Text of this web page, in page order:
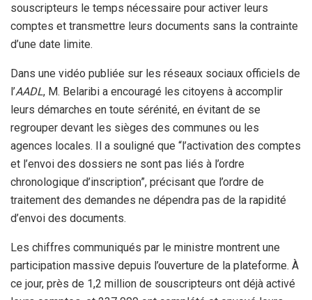
souscripteurs le temps nécessaire pour activer leurs
comptes et transmettre leurs documents sans la contrainte
d’une date limite.
Dans une vidéo publiée sur les réseaux sociaux officiels de
l’AADL, M. Belaribi a encouragé les citoyens à accomplir
leurs démarches en toute sérénité, en évitant de se
regrouper devant les sièges des communes ou les
agences locales. Il a souligné que “l’activation des comptes
et l’envoi des dossiers ne sont pas liés à l’ordre
chronologique d’inscription”, précisant que l’ordre de
traitement des demandes ne dépendra pas de la rapidité
d’envoi des documents.
Les chiffres communiqués par le ministre montrent une
participation massive depuis l’ouverture de la plateforme. À
ce jour, près de 1,2 million de souscripteurs ont déjà activé